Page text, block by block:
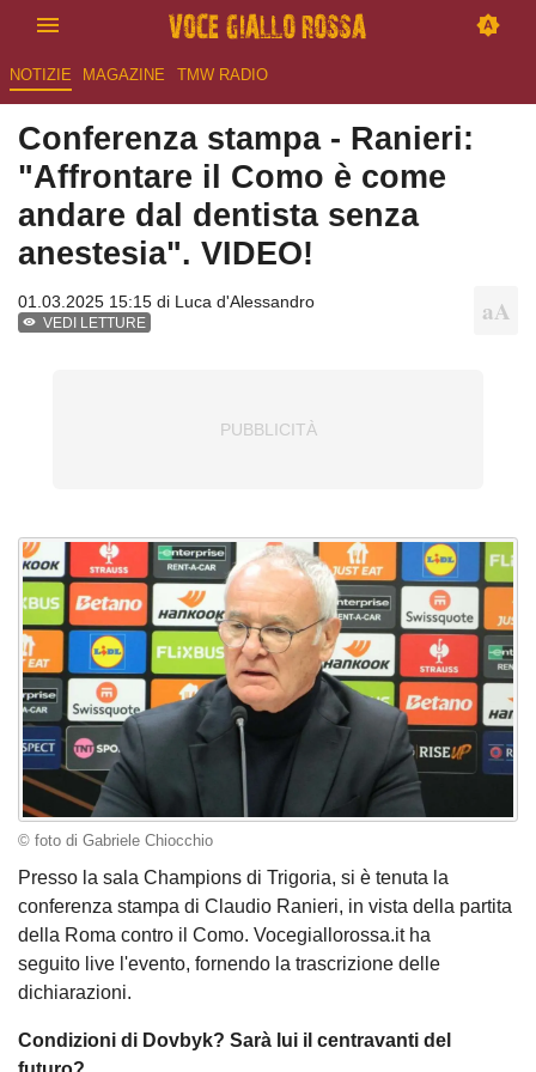
NOTIZIE MAGAZINE TMW RADIO
Conferenza stampa - Ranieri:
"Affrontare il Como è come
andare dal dentista senza
anestesia". VIDEO!
01.03.2025 15:15 di Luca d'Alessandro
VEDI LETTURE
© foto di Gabriele Chiocchio
Presso la sala Champions di Trigoria, si è tenuta la
conferenza stampa di Claudio Ranieri, in vista della partita
della Roma contro il Como. Vocegiallorossa.it ha
seguito live l'evento, fornendo la trascrizione delle
dichiarazioni.
Condizioni di Dovbyk? Sarà lui il centravanti del